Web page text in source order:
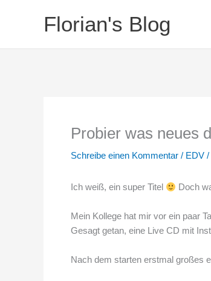
Florian's Blog
Probier was neues
Schreibe einen Kommentar / EDV /
Ich weiß, ein super Titel Doch
Mein Kollege hat mir vor ein paar
Gesagt getan, eine Live CD mit
Nach dem starten erstmal großes